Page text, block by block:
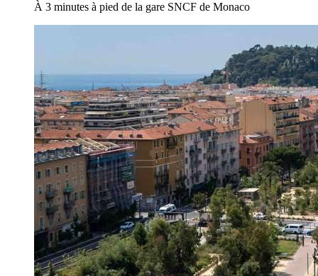
À 3 minutes à pied de la gare SNCF de Monaco